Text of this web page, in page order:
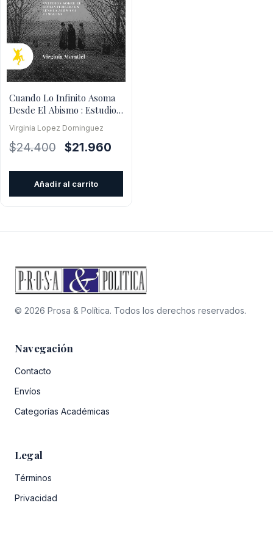
Cuando Lo Infinito Asoma
Desde El Abismo : Estudios
Virginia Lopez Dominguez
$24.400
El
$21.960
Añadir al carrito
© 2026 Prosa & Política. Todos los derechos reservados.
Navegación
Contacto
Envíos
Categorías Académicas
Legal
Términos
Privacidad